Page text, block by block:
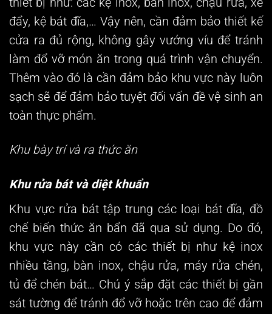
đẩy, kệ bát đĩa,… Vậy nên, cần đảm bảo thiết kế
cửa ra đủ rộng, không gây vướng víu để tránh
làm đổ vỡ món ăn trong quá trình vận chuyển.
Thêm vào đó là cần đảm bảo khu vực này luôn
sạch sẽ để đảm bảo tuyệt đối vấn đề vệ sinh an
toàn thực phẩm.
Khu bày trí và ra thức ăn
Khu rửa bát và diệt khuẩn
Khu vực rửa bát tập trung các loại bát đĩa, đồ
chế biến thức ăn bẩn đã qua sử dụng. Do đó,
khu vực này cần có các thiết bị như kệ inox
nhiều tầng, bàn inox, chậu rửa, máy rửa chén,
tủ để chén bát… Chú ý sắp đặt các thiết bị gần
sát tường để tránh đổ vỡ hoặc trên cao để đảm